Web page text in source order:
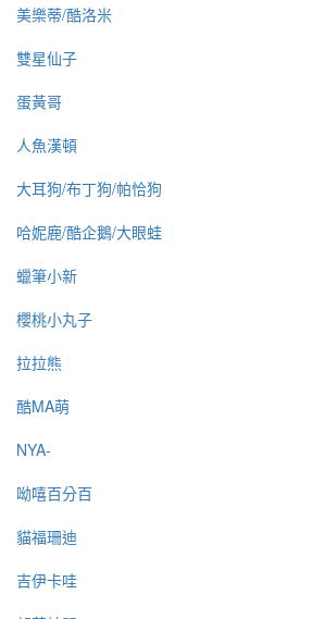
美樂蒂/酷洛米
雙星仙子
蛋黃哥
人魚漢頓
大耳狗/布丁狗/帕恰狗
哈妮鹿/酷企鵝/大眼蛙
蠟筆小新
櫻桃小丸子
拉拉熊
酷MA萌
NYA-
呦嘻百分百
貓福珊迪
吉伊卡哇